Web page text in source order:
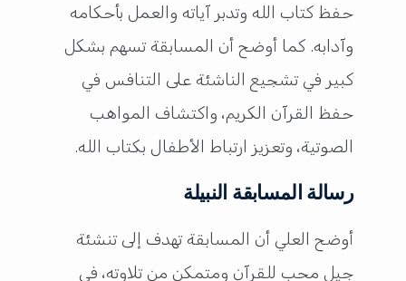
حفظ كتاب الله وتدبر آياته والعمل بأحكامه
وآدابه. كما أوضح أن المسابقة تسهم بشكل
كبير في تشجيع الناشئة على التنافس في
حفظ القرآن الكريم، واكتشاف المواهب
الصوتية، وتعزيز ارتباط الأطفال بكتاب الله.
رسالة المسابقة النبيلة
أوضح العلي أن المسابقة تهدف إلى تنشئة
جيل محب للقرآن ومتمكن من تلاوته، في